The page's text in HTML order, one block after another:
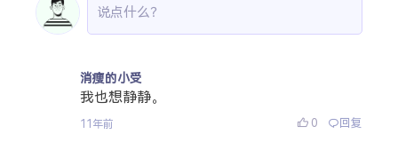
消瘦的小受
我也想静静。
11年前 0 回复